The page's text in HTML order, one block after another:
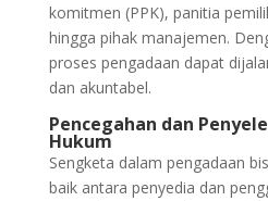
komitmen (PPK), panitia
hingga pihak manajemen.
proses pengadaan dapat
dan akuntabel.
Pencegahan dan
Hukum
Sengketa dalam pengadaan
baik antara penyedia dan